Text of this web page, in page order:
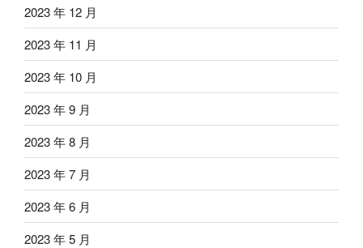
2023 年 12 月
2023 年 11 月
2023 年 10 月
2023 年 9 月
2023 年 8 月
2023 年 7 月
2023 年 6 月
2023 年 5 月